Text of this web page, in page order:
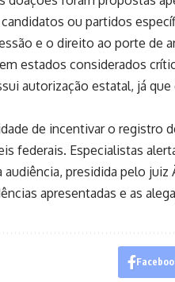
ou partidos
e o direito ao porte de
estados considerados
autorização estatal, já
de incentivar o registro
federais. Especialistas
presidida pelo
apresentadas e as